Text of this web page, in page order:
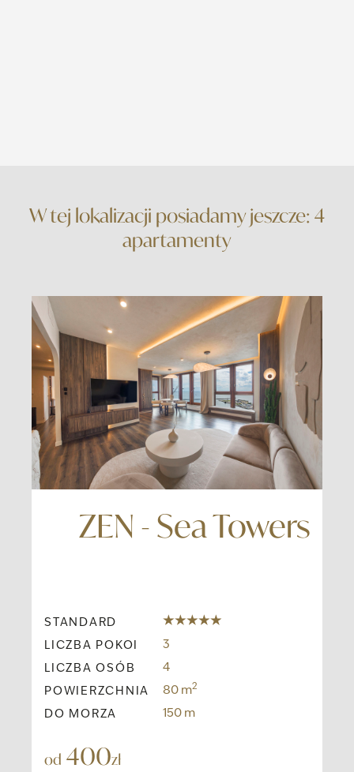
W tej lokalizacji posiadamy jeszcze: 4
apartamenty
ZEN - Sea Towers
STANDARD
LICZBA POKOI
3
LICZBA OSÓB
4
POWIERZCHNIA
80 m2
DO MORZA 150 m
od 400zł